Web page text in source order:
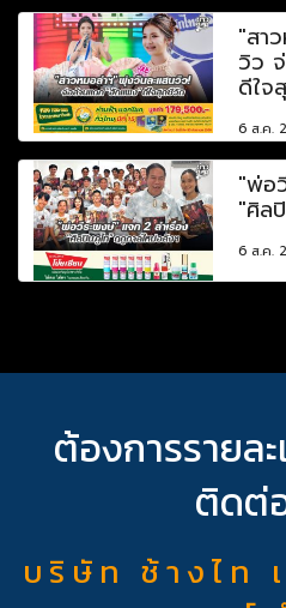
"สา
วิว
ดีใจ
6 ส.ค.
"พ่อ
"ศิล
6 ส.ค.
ต้องการรายล
ติดต่
บ ริ ษั ท ช้ า ง ไ ท เ